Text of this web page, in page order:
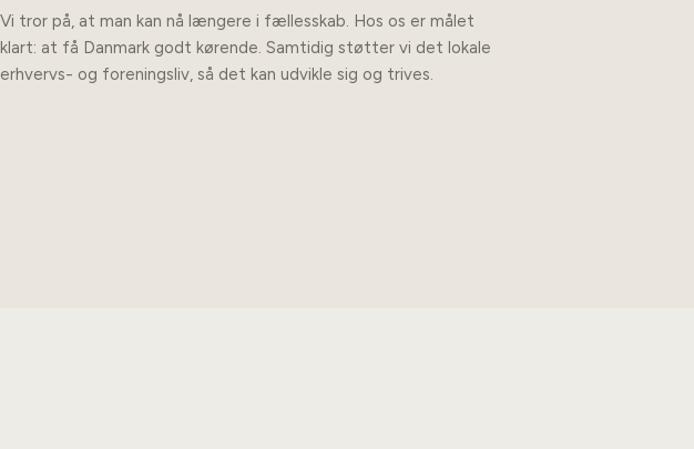
Vi tror på, at man kan nå længere i fællesskab. Hos os er målet
klart: at få Danmark godt kørende. Samtidig støtter vi det lokale
erhvervs- og foreningsliv, så det kan udvikle sig og trives.